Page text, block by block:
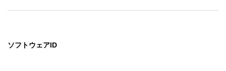
ソフトウェアID